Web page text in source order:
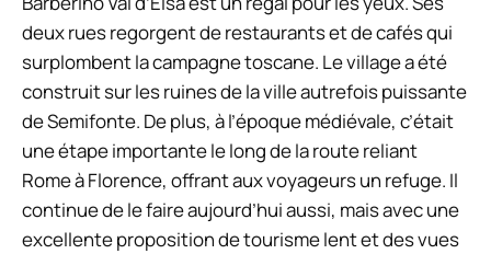
deux rues regorgent de restaurants et de cafés qui
surplombent la campagne toscane. Le village a été
construit sur les ruines de la ville autrefois puissante
de Semifonte. De plus, à l’époque médiévale, c’était
une étape importante le long de la route reliant
Rome à Florence, offrant aux voyageurs un refuge. Il
continue de le faire aujourd’hui aussi, mais avec une
excellente proposition de tourisme lent et des vues